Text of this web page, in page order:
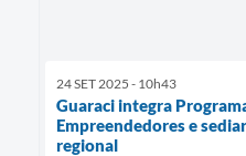
24 SET 2025 - 10h43
Guaraci integra
Empreendedores e
regional